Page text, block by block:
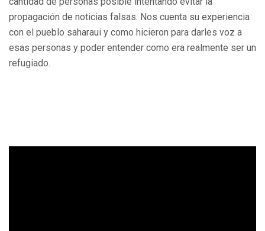
propagación de noticias falsas. Nos cuenta su experiencia
con el pueblo saharaui y como hicieron para darles voz a
esas personas y poder entender como era realmente ser un
refugiado.